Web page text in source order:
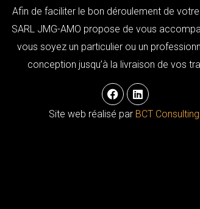
Afin de faciliter le bon déroulement de
SARL JMG-AMO propose de vous
vous soyez un particulier ou un
conception jusqu’à la livraison de vos
F
a
c
e
L
i
n
k
Site web réalisé par BCT Consulting